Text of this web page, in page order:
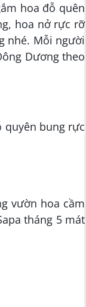
hoa đỗ quên
hoa nở rực rỡ
nhé. Mỗi người
Dương theo
quyên bung rực
vườn hoa cầm
tháng 5 mát